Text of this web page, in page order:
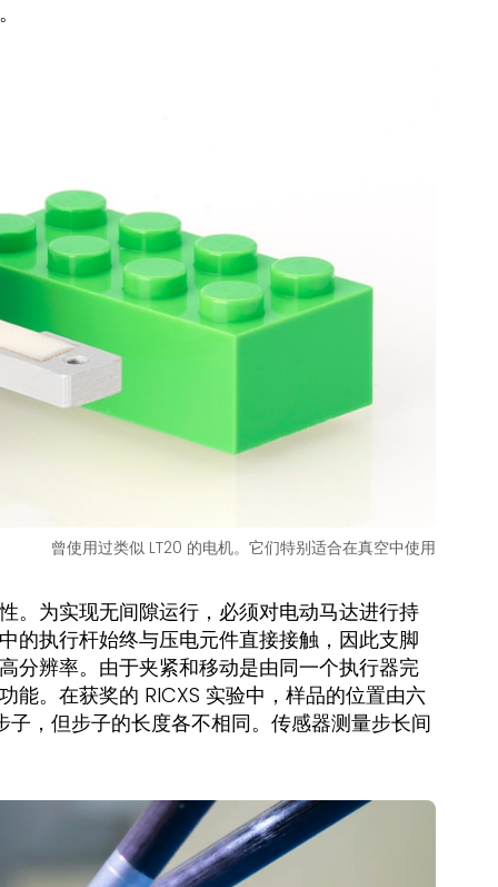
曾使用过类似 LT20 的电机。它们特别适合在真空中使用
。为实现无间隙运行，必须对电动马达进行持
的执行杆始终与压电元件直接接触，因此支脚
分辨率。由于夹紧和移动是由同一个执行器完
能。在获奖的 RICXS 实验中，样品的位置由六
，但步子的长度各不相同。传感器测量步长间